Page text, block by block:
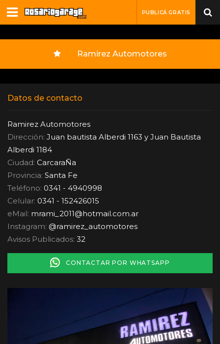
PUBLICÁ GRATIS
Ramirez Automotores
Datos de contacto
Ramirez Automotores
Dirección: Juan bautista Alberdi 1163 y Juan Bautista
Alberdi 1184
Ciudad: CarcaraÑa
Provincia: Santa Fe
Teléfono: 0341 - 4940998
Celular: 0341 - 152426015
eMail: mrami_2011@hotmail.com.ar
Instagram: @ramirez_automotores
Avisos Publicados: 32
CONTACTAR POR WHATSAPP